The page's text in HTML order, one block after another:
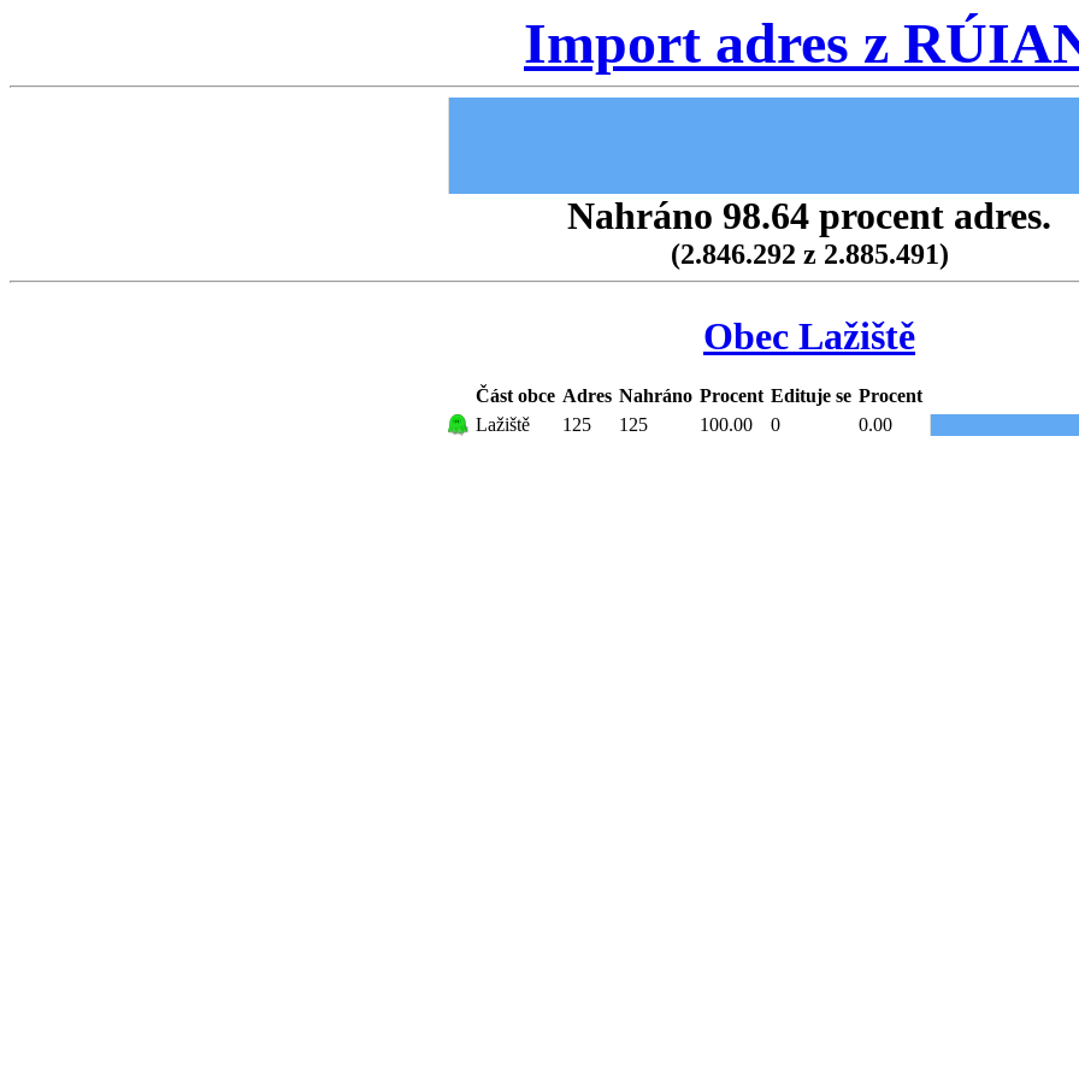
Import adres z
Nahráno 98.64 procent adres.
(2.846.292 z 2.885.491)
Obec Lažiště
Část obce Adres Nahráno Procent Edituje se Procent
Lažiště
125 125 100.00 0 0.00